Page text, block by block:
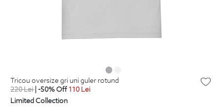
tricou oversize gri uni guler rotund
220Lei| -50% Off 110 Lei
Limited Collection